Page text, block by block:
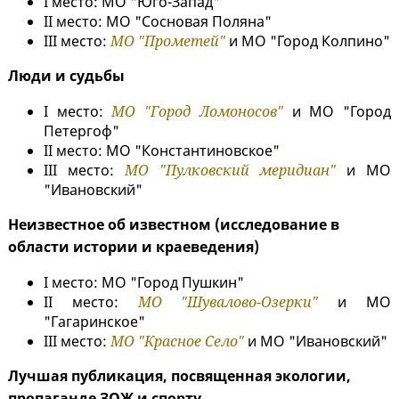
II место: МО "Сосновая Поляна"
III место:МО "Прометей" и МО "Город Колпино"
Люди и судьбы
I место:МО "Город Ломоносов"и МО "Город
Петергоф"
II место: МО "Константиновское"
III место:МО "Пулковский меридиан" и МО
"Ивановский"
Неизвестное об известном (исследование в
области истории и краеведения)
I место: МО "Город Пушкин"
II место:МО "Шувалово-Озерки" и МО
"Гагаринское"
III место:МО "Красное Село" и МО "Ивановский"
Лучшая публикация, посвященная экологии,